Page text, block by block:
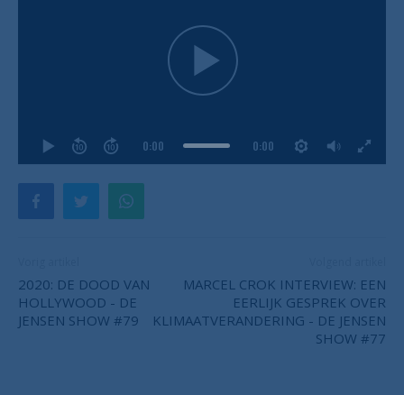
0:00 0:00
2020: DE DOOD VAN
HOLLYWOOD - DE
JENSEN SHOW #79
MARCEL CROK INTERVIEW: EEN
EERLIJK GESPREK OVER
KLIMAATVERANDERING - DE JENSEN
SHOW #77